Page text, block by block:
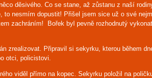
děsivého. Co se stane, až zůstanu z naší
to nesmím dopustit! Přišel jsem sice už o své
zachráním! Bořek byl pevně rozhodnutý vykonat
Připravil si sekyrku, kterou během
otci, policistovi.
viděl přímo na kopec. Sekyrku položil na